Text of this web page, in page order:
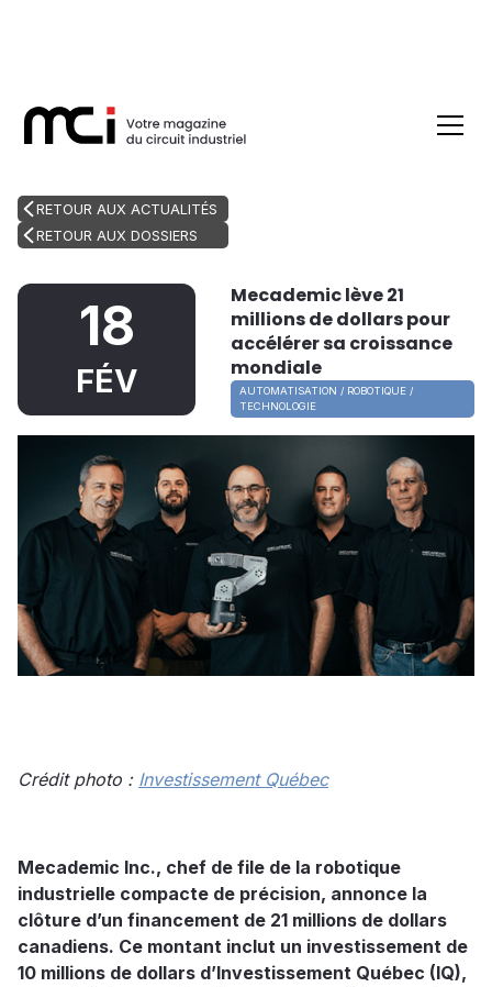
RETOUR AUX ACTUALITÉS
RETOUR AUX DOSSIERS
18
FÉV
Mecademic lève 21
millions de dollars pour
accélérer sa croissance
mondiale
AUTOMATISATION / ROBOTIQUE /
TECHNOLOGIE
Crédit photo : Investissement Québec
Mecademic Inc., chef de file de la robotique
industrielle compacte de précision, annonce la
clôture d’un financement de 21 millions de dollars
canadiens. Ce montant inclut un investissement de
10 millions de dollars d’Investissement Québec (IQ),